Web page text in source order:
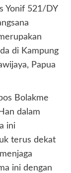
Yonif 521/DY
di Kampung
Papua
Bolakme
dalam
ini
terus dekat
ini dengan